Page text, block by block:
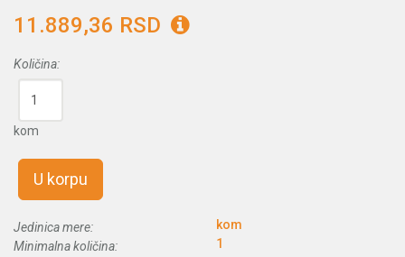
11.889,36 RSD
Količina:
kom
U korpu
Jedinica mere:
kom
Minimalna količina:
1